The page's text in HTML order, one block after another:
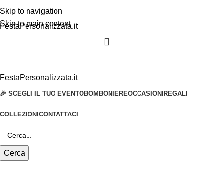
Skip to navigation
Skip to main content
FestaPersonalizzata.it
FestaPersonalizzata.it
🎉 SCEGLI IL TUO EVENTOBOMBONIEREOCCASIONI REGALI
COLLEZIONI CONTATTACI
Cerca